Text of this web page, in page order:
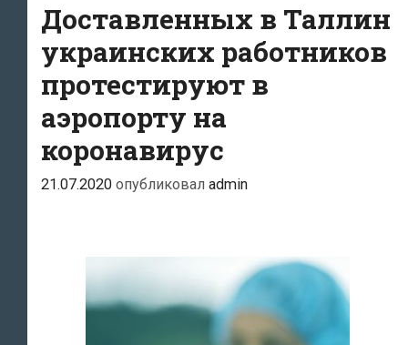
Доставленных в Таллин
украинских работников
протестируют в
аэропорту на
коронавирус
21.07.2020 опубликовал admin